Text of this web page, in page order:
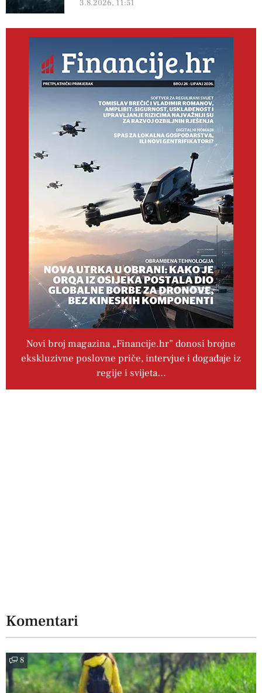
3.8.2026, 11:51
Novi broj magazina „Financije.hr” donosi brojne
ekskluzivne poslovne priče, intervjue i događaje iz
regije i svijeta…
Komentari
8